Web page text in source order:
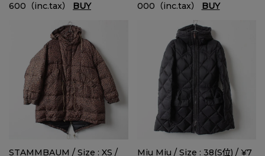
600（inc.tax） BUY
000（inc.tax） BUY
STAMMBAUM / Size : XS / Miu Miu / Size : 38(S位) / ¥7